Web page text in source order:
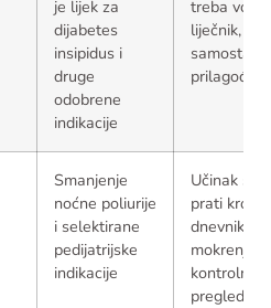
je lijek za
dijabetes
insipidus i
druge
odobrene
indikacije
treba voditi
liječnik, a
Smanjenje
noćne poliurije
i selektirane
pedijatrijske
indikacije
Učinak se
prati kroz
dnevnik
mokrenja i
kontrolne
preglede